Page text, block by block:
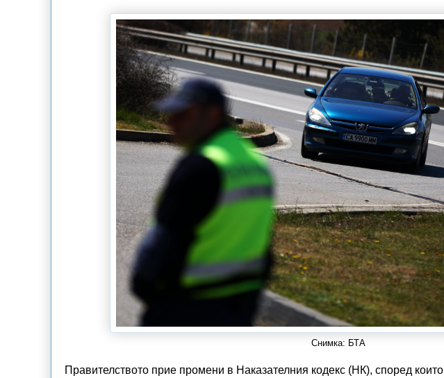
Снимка: БТА
Правителството прие промени в Наказателния кодекс (НК), според които